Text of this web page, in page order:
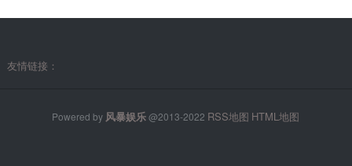
友情链接：
Powered by 风暴娱乐@2013-2022 RSS地图 HTML地图